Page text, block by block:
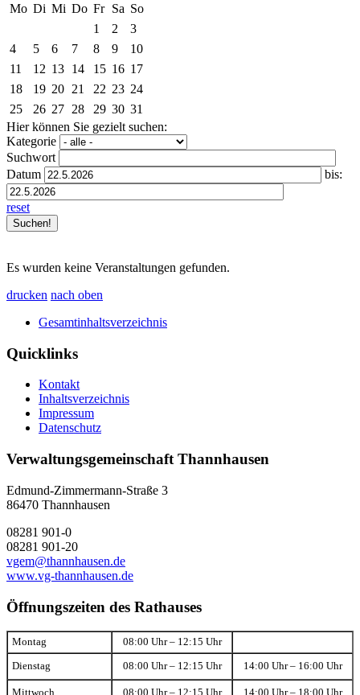
Mo Di Mi Do Fr Sa So
1
2
3
4
5 6 7 8 9
10
11
12 13 14 15 16 17
18
19 20 21 22 23 24
25
26 27 28 29 30 31
Hier können Sie gezielt suchen:
Kategorie
Suchwort
Datum
bis:
reset
Es wurden keine Veranstaltungen gefunden.
drucken nach oben
Gesamtinhaltsverzeichnis
Quicklinks
Kontakt
Inhaltsverzeichnis
Impressum
Datenschutz
Verwaltungsgemeinschaft Thannhausen
Edmund-Zimmermann-Straße 3
86470 Thannhausen
08281 901-0
08281 901-20
vgem@thannhausen.de
www.vg-thannhausen.de
Öffnungszeiten des Rathauses
Montag 08:00 Uhr – 12:15 Uhr
Dienstag 08:00 Uhr – 12:15 Uhr 14:00 Uhr – 16:00 Uhr